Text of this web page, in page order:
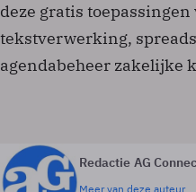
deze gratis toepassingen
tekstverwerking,
agendabeheer zakelijke
Redactie AG
Meer van deze auteur